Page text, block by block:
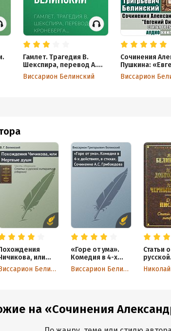
или
души
Виссарион Белинский
«Горе от ума».
Комедия в 4-х
действиях, в
стихах.
Виссарион Белинский
Статьи о
русской
Гамлет. Трагедия В.
Шекспира, перевод А.
Кронеберга…
Виссарион Белинский
Сочинения
Пушкина:
Онегин».
Виссарион
на «Сочинения